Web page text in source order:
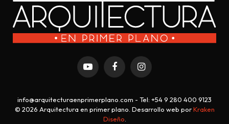
YouTube FacebookInstagram
info@arquitecturaenprimerplano.com - Tel: +54 9 280 400 9123
© 2026 Arquitectura en primer plano. Desarrollo web porKraken
Diseño